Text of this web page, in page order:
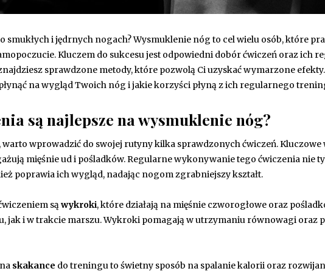
smukłych i jędrnych nogach? Wysmuklenie nóg to cel wielu osób, które
Kluczem do sukcesu jest odpowiedni dobór ćwiczeń oraz ich
sprawdzone metody, które pozwolą Ci uzyskać wymarzone
na wygląd Twoich nóg i jakie korzyści płyną z ich regularnego
są najlepsze na wysmuklenie nóg?
wprowadzić do swojej rutyny kilka sprawdzonych ćwiczeń. Kluczowe
mięśnie ud i pośladków. Regularne wykonywanie tego ćwiczenia nie
poprawia ich wygląd, nadając nogom zgrabniejszy kształt.
sąwykroki, które działają na mięśnie czworogłowe oraz
jak i w trakcie marszu. Wykroki pomagają w utrzymaniu równowagi oraz
skakance do treningu to świetny sposób na spalanie kalorii oraz